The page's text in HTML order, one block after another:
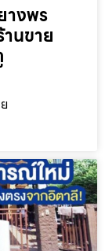
างพร
นขาย